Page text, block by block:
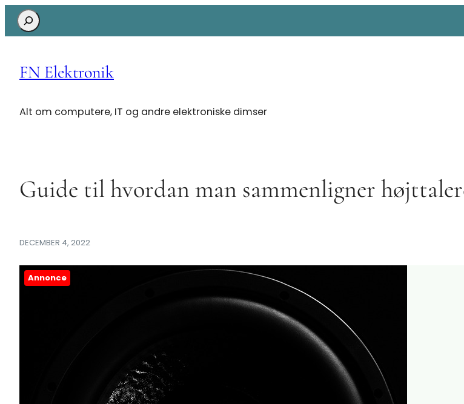
Search
FN Elektronik
Alt om computere, IT og andre elektroniske dimser
Guide til hvordan man sammenligner
DECEMBER 4, 2022
Annonce